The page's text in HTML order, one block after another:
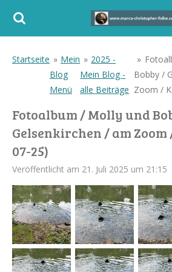
Zum
Startseite » Mein
Blog
Menü
» 2025 -
Mein Blog -
alle Beiträge
»
Bobby /
Zoom /
Fotoalbum / Molly und
Gelsenkirchen / am Zoom
07-25)
Veröffentlicht am 21. Juli 2025 um 21:15